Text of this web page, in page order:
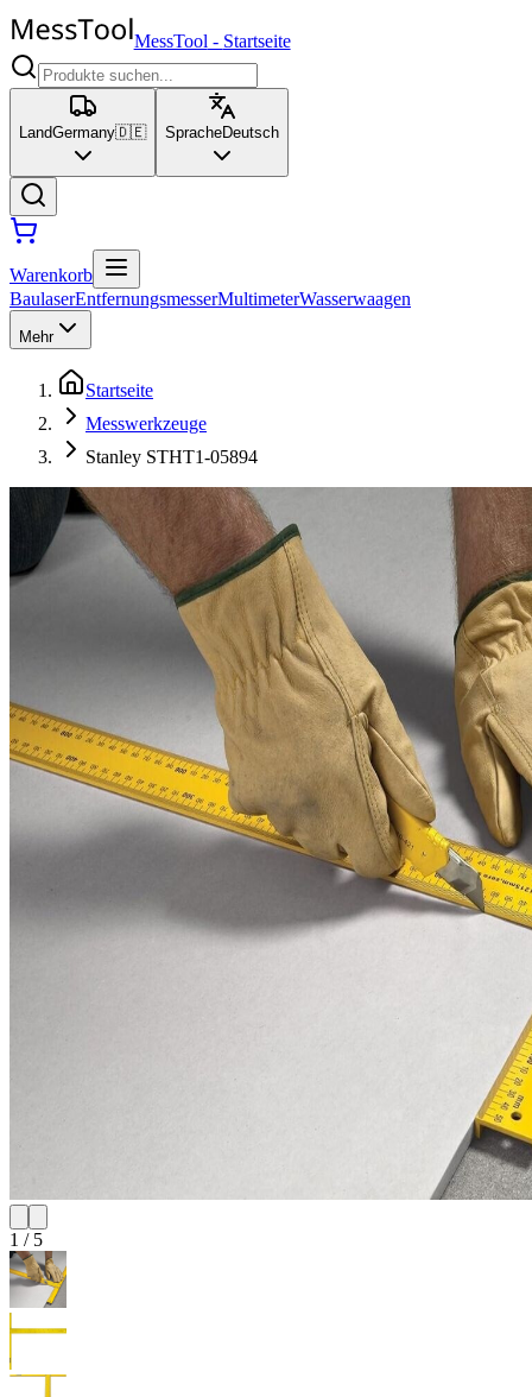
MessTool - Startseite
LandGermany🇩🇪 SpracheDeutsch
Warenkorb
BaulaserEntfernungsmesserMultimeterWasserwaagen
Mehr
Startseite
Messwerkzeuge
Stanley STHT1-05894
1 / 5